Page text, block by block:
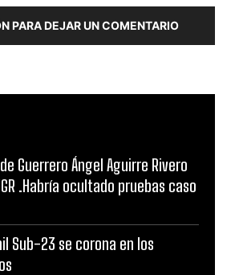
PARA DEJAR UN COMENTARIO
Guerrero Ángel Aguirre Rivero
.Habría ocultado pruebas caso
Sub-23 se corona en los